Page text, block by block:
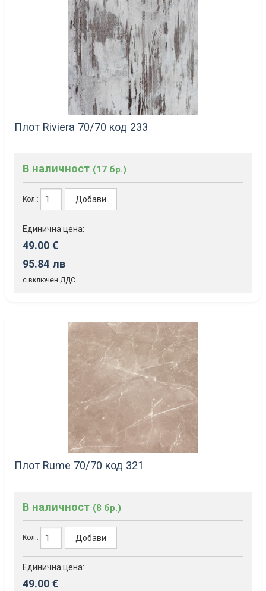
Плот Riviera 70/70 код 233
В наличност (17 бр.)
Кол.: Добави
Единична цена:
49.00 €
95.84 лв
с включен ДДС
Плот Rume 70/70 код 321
В наличност (8 бр.)
Кол.: Добави
Единична цена:
49.00 €